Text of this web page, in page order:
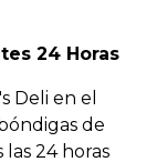
24 Horas
Deli en el
de
24 horas